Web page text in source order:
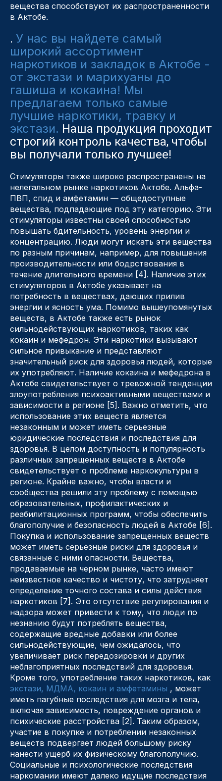
вещества способствуют их распространенности
в Актобе.
. У нас вы найдете самый
широкий ассортимент
наркотиков и закладок в Актобе -
от экстази и марихуаны до
гашиша и кокаина! Мы
предлагаем только самые
лучшие наркотики, травку и
экстази. Наша продукция проходит
строгий контроль качества, чтобы
вы получали только лучшее!
Стимуляторы также широко распространены на
нелегальном рынке наркотиков Актобе. Альфа-
ПВП, спид и амфетамин — общедоступные
вещества, подпадающие под эту категорию. Эти
стимуляторы известны своей способностью
повышать бдительность, уровень энергии и
концентрацию. Люди могут искать эти вещества
по разным причинам, например, для повышения
производительности или бодрствования в
течение длительного времени [4]. Наличие этих
стимуляторов в Актобе указывает на
потребность в веществах, дающих прилив
энергии и ясность ума. Помимо вышеупомянутых
веществ, в Актобе также есть рынок
сильнодействующих наркотиков, таких как
кокаин и мефедрон. Эти наркотики вызывают
сильное привыкание и представляют
значительный риск для здоровья людей, которые
их употребляют. Наличие кокаина и мефедрона в
Актобе свидетельствует о тревожной тенденции
злоупотребления психоактивными веществами и
зависимости в регионе [5]. Важно отметить, что
использование этих веществ является
незаконным и может иметь серьезные
юридические последствия и последствия для
здоровья. В целом доступность и популярность
различных запрещенных веществ в Актобе
свидетельствует о проблеме наркокультуры в
регионе. Крайне важно, чтобы власти и
сообщества решили эту проблему с помощью
образовательных, профилактических и
реабилитационных программ, чтобы обеспечить
благополучие и безопасность людей в Актобе [6].
Покупка и использование запрещенных веществ
может иметь серьезные риски для здоровья и
связанные с ними опасности. Вещества,
продаваемые на черном рынке, часто имеют
неизвестное качество и чистоту, что затрудняет
определение точного состава и силы действия
наркотиков [7]. Это отсутствие регулирования и
надзора может привести к тому, что люди по
незнанию будут потреблять вещества,
содержащие вредные добавки или более
сильнодействующие, чем ожидалось, что
увеличивает риск передозировки и других
неблагоприятных последствий для здоровья.
Кроме того, употребление таких наркотиков, как
экстази, МДМА, кокаин и амфетамины , может
иметь пагубные последствия для мозга и тела,
включая зависимость, повреждение органов и
психические расстройства [2]. Таким образом,
участие в покупке и потреблении незаконных
веществ подвергает людей большому риску
нанести ущерб их физическому благополучию.
Социальные и психологические последствия
наркомании имеют далеко идущие последствия